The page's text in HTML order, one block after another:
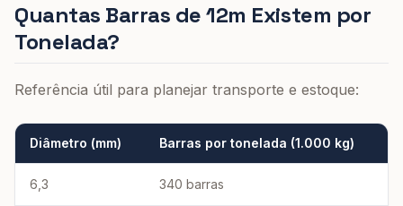
Quantas Barras de 12m Existem por
Tonelada?
Referência útil para planejar transporte e estoque:
Diâmetro (mm) Barras por tonelada (1.000 kg)
6,3 340 barras